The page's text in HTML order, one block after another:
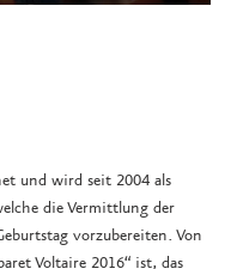
und wird seit 2004 als
die Vermittlung der
vorzubereiten. Von
Voltaire 2016“ ist, das